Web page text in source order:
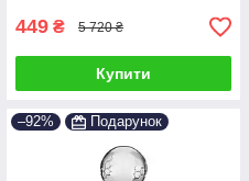
449 ₴ 5 720 ₴
Купити
–92% Подарунок